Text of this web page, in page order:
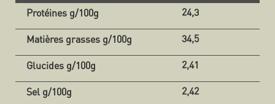
24,3
34,5
2,41
2,42